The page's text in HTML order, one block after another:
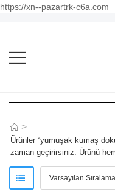
https://xn--pazartrk-c6a.com
>
Ürünler “yumuşak kumaş
zaman geçirirsiniz. Ürünü